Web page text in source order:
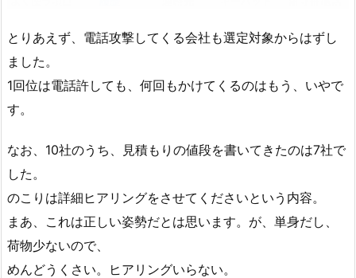
とりあえず、電話攻撃してくる会社も選定対象からはずし
ました。
1回位は電話許しても、何回もかけてくるのはもう、いやで
す。
なお、10社のうち、見積もりの値段を書いてきたのは7社で
した。
のこりは詳細ヒアリングをさせてくださいという内容。
まあ、これは正しい姿勢だとは思います。が、単身だし、
荷物少ないので、
めんどうくさい。ヒアリングいらない。